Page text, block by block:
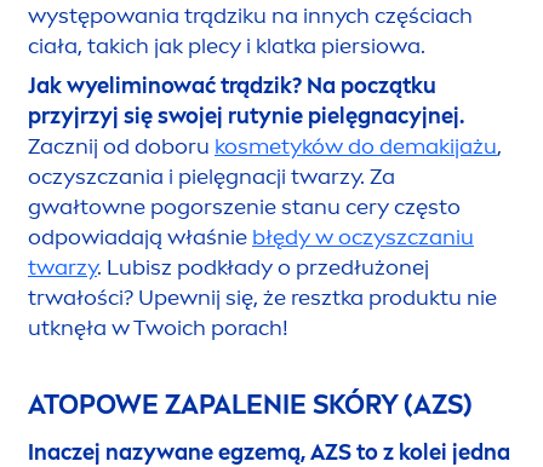
występowania trądziku na innych częściach
ciała, takich jak plecy i klatka piersiowa.
Jak wyeliminować trądzik? Na początku
przyjrzyj się swojej rutynie pielęgnacyjnej.
Zacznij od doboru kosmetyków do demakijażu,
oczyszczania i pielęgnacji twarzy. Za
gwałtowne pogorszenie stanu cery często
odpowiadają właśnie błędy w oczyszczaniu
twarzy. Lubisz podkłady o przedłużonej
trwałości? Upewnij się, że resztka produktu nie
utknęła w Twoich porach!
ATOPOWE ZAPALENIE SKÓRY (AZS)
Inaczej nazywane egzemą, AZS to z kolei jedna